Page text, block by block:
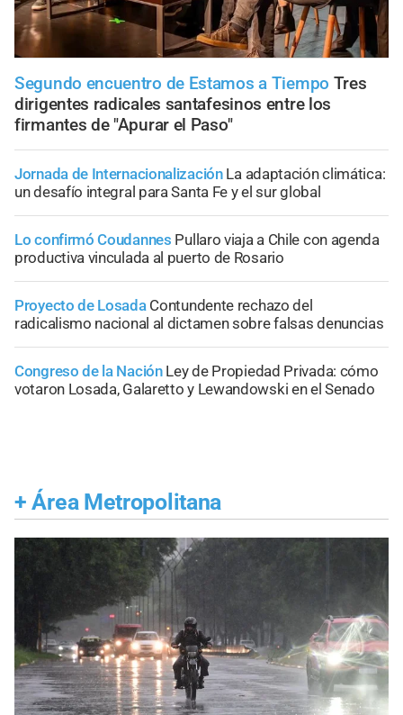
Segundo encuentro de Estamos a Tiempo Tres
dirigentes radicales santafesinos entre los
firmantes de "Apurar el Paso"
Jornada de Internacionalización La adaptación climática:
un desafío integral para Santa Fe y el sur global
Lo confirmó Coudannes Pullaro viaja a Chile con agenda
productiva vinculada al puerto de Rosario
Proyecto de Losada Contundente rechazo del
radicalismo nacional al dictamen sobre falsas denuncias
Congreso de la Nación Ley de Propiedad Privada: cómo
votaron Losada, Galaretto y Lewandowski en el Senado
+ Área Metropolitana